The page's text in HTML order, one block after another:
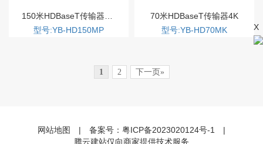
150米HDBaseT传输器1080P
型号:YB-HD150MP
70米HDBaseT传输器4K
型号:YB-HD70MK
1 2 下一页»
网站地图 | 备案号： 粤ICP备2023020124号-1
|
腾云建站仅向商家提供技术服务
X